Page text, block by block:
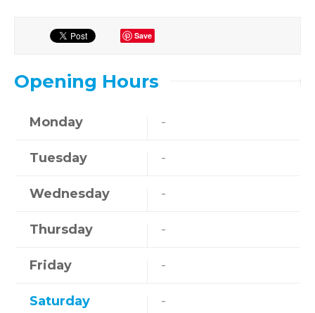
Save
Opening Hours
Monday -
Tuesday -
Wednesday -
Thursday -
Friday -
Saturday -